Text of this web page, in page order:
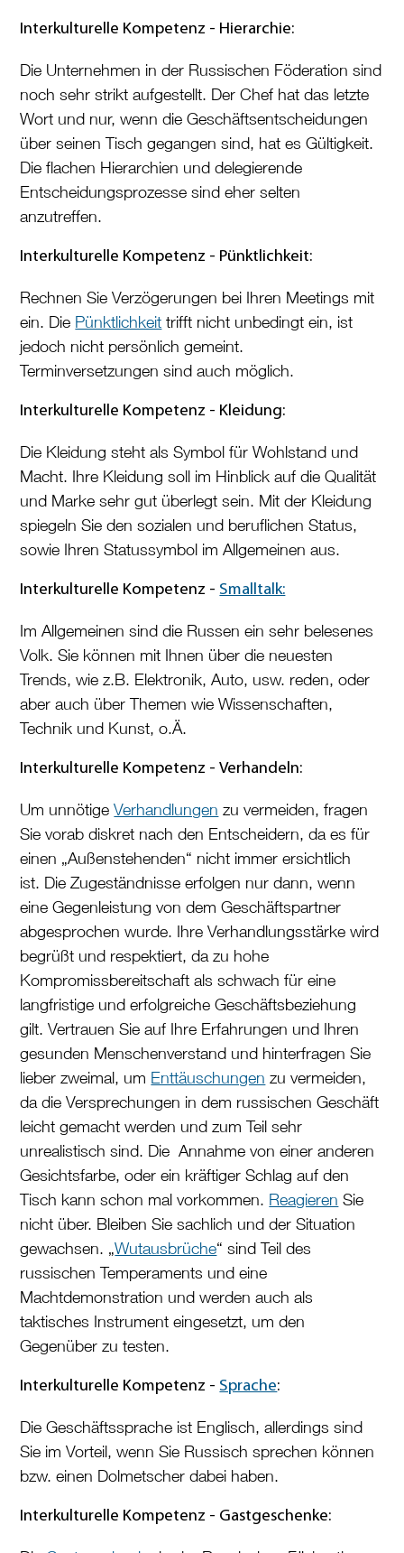
Interkulturelle Kompetenz - Hierarchie:
Die Unternehmen in der Russischen Föderation sind
noch sehr strikt aufgestellt. Der Chef hat das letzte
Wort und nur, wenn die Geschäftsentscheidungen
über seinen Tisch gegangen sind, hat es Gültigkeit.
Die flachen Hierarchien und delegierende
Entscheidungsprozesse sind eher selten
anzutreffen.
Interkulturelle Kompetenz - Pünktlichkeit:
Rechnen Sie Verzögerungen bei Ihren Meetings mit
ein. Die Pünktlichkeit trifft nicht unbedingt ein, ist
jedoch nicht persönlich gemeint.
Terminversetzungen sind auch möglich.
Interkulturelle Kompetenz - Kleidung:
Die Kleidung steht als Symbol für Wohlstand und
Macht. Ihre Kleidung soll im Hinblick auf die Qualität
und Marke sehr gut überlegt sein. Mit der Kleidung
spiegeln Sie den sozialen und beruflichen Status,
sowie Ihren Statussymbol im Allgemeinen aus.
Interkulturelle Kompetenz - Smalltalk:
Im Allgemeinen sind die Russen ein sehr belesenes
Volk. Sie können mit Ihnen über die neuesten
Trends, wie z.B. Elektronik, Auto, usw. reden, oder
aber auch über Themen wie Wissenschaften,
Technik und Kunst, o.Ä.
Interkulturelle Kompetenz -Verhandeln:
Um unnötigeVerhandlungen zu vermeiden, fragen
Sie vorab diskret nach den Entscheidern, da es für
einen „Außenstehenden“ nicht immer ersichtlich
ist. Die Zugeständnisse erfolgen nur dann, wenn
eine Gegenleistung von dem Geschäftspartner
abgesprochen wurde. Ihre Verhandlungsstärke wird
begrüßt und respektiert, da zu hohe
Kompromissbereitschaft als schwach für eine
langfristige und erfolgreiche Geschäftsbeziehung
gilt. Vertrauen Sie auf Ihre Erfahrungen und Ihren
gesunden Menschenverstand und hinterfragen Sie
lieber zweimal, um Enttäuschungen zu vermeiden,
da die Versprechungen in dem russischen Geschäft
leicht gemacht werden und zum Teil sehr
unrealistisch sind. Die Annahme von einer anderen
Gesichtsfarbe, oder ein kräftiger Schlag auf den
Tisch kann schon mal vorkommen. Reagieren Sie
nicht über. Bleiben Sie sachlich und der Situation
gewachsen. „Wutausbrüche“ sind Teil des
russischen Temperaments und eine
Machtdemonstration und werden auch als
taktisches Instrument eingesetzt, um den
Gegenüber zu testen.
Interkulturelle Kompetenz - Sprache:
Die Geschäftssprache ist Englisch, allerdings sind
Sie im Vorteil, wenn Sie Russisch sprechen können
bzw. einen Dolmetscher dabei haben.
Interkulturelle Kompetenz - Gastgeschenke: